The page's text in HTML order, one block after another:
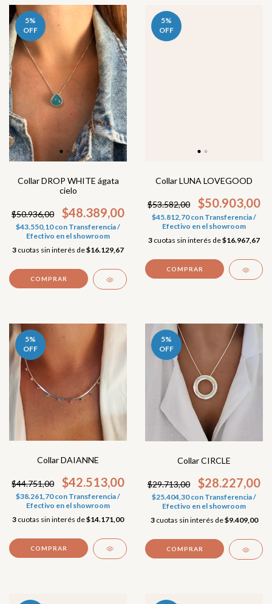
5%
OFF
Collar DROP WHITE ágata
cielo
$50.936,00 $48.389,00
$43.550,10con Transferencia /
Efectivo en el showroom
3 cuotas sin interés de$16.129,67
5%
OFF
Collar LUNA LOVEGOOD
$53.582,00 $50.903,00
$45.812,70con Transferencia /
Efectivo en el showroom
3 cuotas sin interés de$16.967,67
5%
OFF
Collar DAIANNE
$44.751,00 $42.513,00
$38.261,70con Transferencia /
Efectivo en el showroom
3 cuotas sin interés de$14.171,00
5%
OFF
Collar CIRCLE
$29.713,00 $28.227,00
$25.404,30con Transferencia /
Efectivo en el showroom
3 cuotas sin interés de$9.409,00